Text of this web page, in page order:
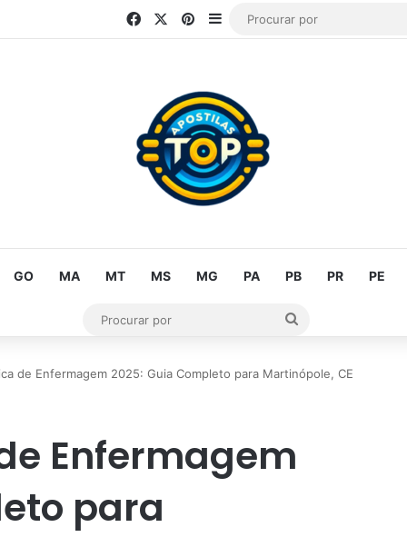
FacebookPinterest
Barra Lateral
GO MA MT MS MG PA PB PR PE
Procurar
de Enfermagem 2025: Guia Completo para Martinópole, CE
Enfermagem
para